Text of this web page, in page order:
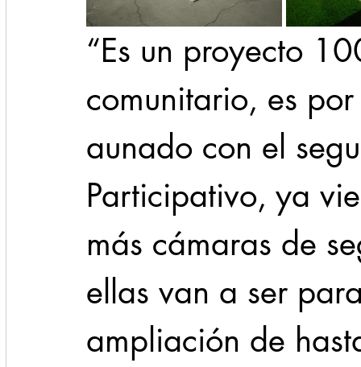
“Es un proyecto
comunitario, es
aunado con el
Participativo, ya
más cámaras de
ellas van a ser
ampliación de